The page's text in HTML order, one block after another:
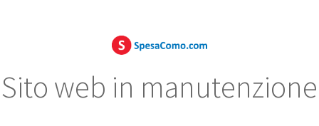
Sito web in manutenzione